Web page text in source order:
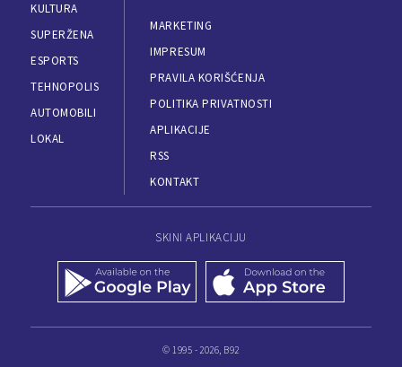
KULTURA
SUPERŽENA
ESPORTS
TEHNOPOLIS
AUTOMOBILI
LOKAL
MARKETING
IMPRESUM
PRAVILA KORIŠĆENJA
POLITIKA PRIVATNOSTI
APLIKACIJE
RSS
KONTAKT
SKINI APLIKACIJU
© 1995 - 2026, B92